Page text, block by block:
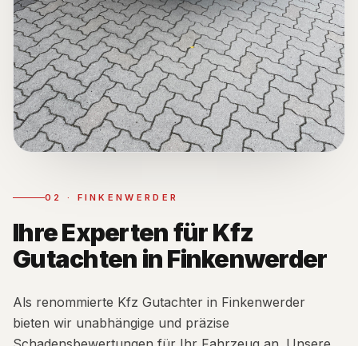
02 · FINKENWERDER
Ihre Experten für Kfz
Gutachten in Finkenwerder
Als renommierte Kfz Gutachter in Finkenwerder
bieten wir unabhängige und präzise